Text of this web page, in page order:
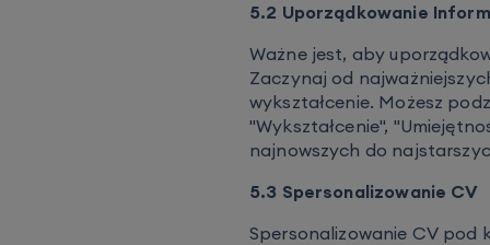
5.2 Uporządkowanie
Ważne jest, aby
Zaczynaj od
wykształcenie. Możesz
"Wykształcenie",
najnowszych do
5.3 Spersonalizowanie CV
Spersonalizowanie CV pod